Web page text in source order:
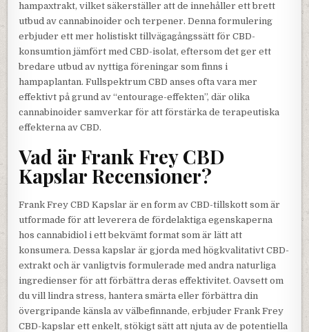
hampaxtrakt, vilket säkerställer att de innehåller ett brett
utbud av cannabinoider och terpener. Denna formulering
erbjuder ett mer holistiskt tillvägagångssätt för CBD-
konsumtion jämfört med CBD-isolat, eftersom det ger ett
bredare utbud av nyttiga föreningar som finns i
hampaplantan. Fullspektrum CBD anses ofta vara mer
effektivt på grund av “entourage-effekten”, där olika
cannabinoider samverkar för att förstärka de terapeutiska
effekterna av CBD.
Vad är Frank Frey CBD
Kapslar Recensioner?
Frank Frey CBD Kapslar är en form av CBD-tillskott som är
utformade för att leverera de fördelaktiga egenskaperna
hos cannabidiol i ett bekvämt format som är lätt att
konsumera. Dessa kapslar är gjorda med högkvalitativt CBD-
extrakt och är vanligtvis formulerade med andra naturliga
ingredienser för att förbättra deras effektivitet. Oavsett om
du vill lindra stress, hantera smärta eller förbättra din
övergripande känsla av välbefinnande, erbjuder Frank Frey
CBD-kapslar ett enkelt, stökigt sätt att njuta av de potentiella